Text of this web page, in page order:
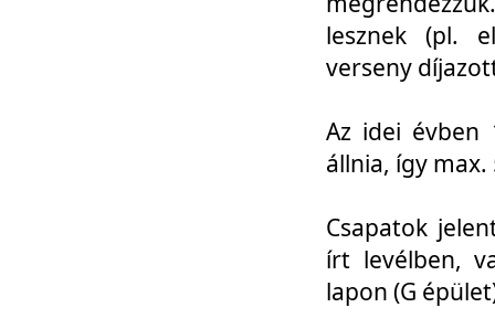
lesznek (pl.
verseny
Az idei évben
állnia, így
Csapatok
írt levélben,
lapon (G